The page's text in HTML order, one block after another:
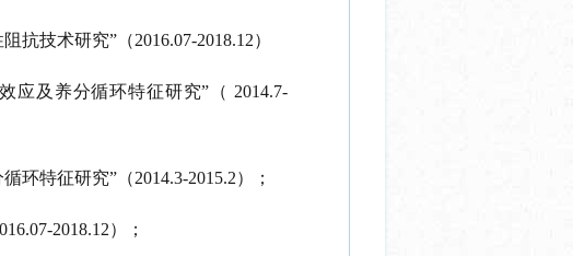
技术研究”（2016.07-2018.12）
应及养分循环特征研究”（ 2014.7-
特征研究”（2014.3-2015.2）；
2018.12）；